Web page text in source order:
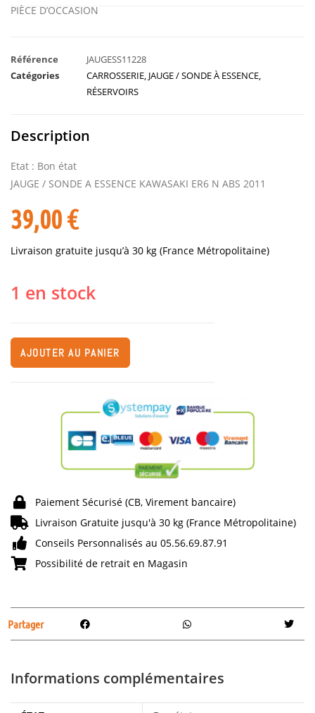
PIÈCE D’OCCASION
Référence
JAUGESS11228
Catégories
CARROSSERIE JAUGE / SONDE À ESSENCE
RÉSERVOIRS
Description
Etat : Bon état
JAUGE / SONDE A ESSENCE KAWASAKI ER6 N ABS 2011
39,00€
Livraison gratuite jusqu’à 30 kg (France Métropolitaine)
1 en stock
AJOUTER AU PANIER
Paiement Sécurisé (CB, Virement bancaire)
Livraison Gratuite jusqu'à 30 kg (France Métropolitaine)
Conseils Personnalisés au 05.56.69.87.91
Possibilité de retrait en Magasin
Partager
Informations complémentaires